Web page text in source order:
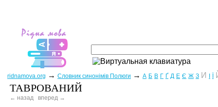
ridnamova.org → Словник синонімів Полюги → А Б В Г Ґ Д Е Є Ж З И
ТАВРОВАНИЙ
← назад вперед →